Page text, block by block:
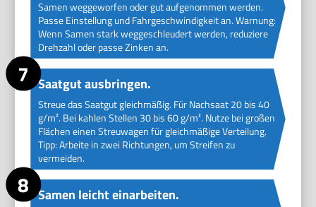
Samen weggeworfen oder gut aufgenommen werden.
Passe Einstellung und Fahrgeschwindigkeit an. Warnung:
Wenn Samen stark weggeschleudert werden, reduziere
Drehzahl oder passe Zinken an.
Saatgut ausbringen.
Streue das Saatgut gleichmäßig. Für Nachsaat 20 bis 40
g/m². Bei kahlen Stellen 30 bis 60 g/m². Nutze bei großen
Flächen einen Streuwagen für gleichmäßige Verteilung.
Tipp: Arbeite in zwei Richtungen, um Streifen zu
vermeiden.
Samen leicht einarbeiten.